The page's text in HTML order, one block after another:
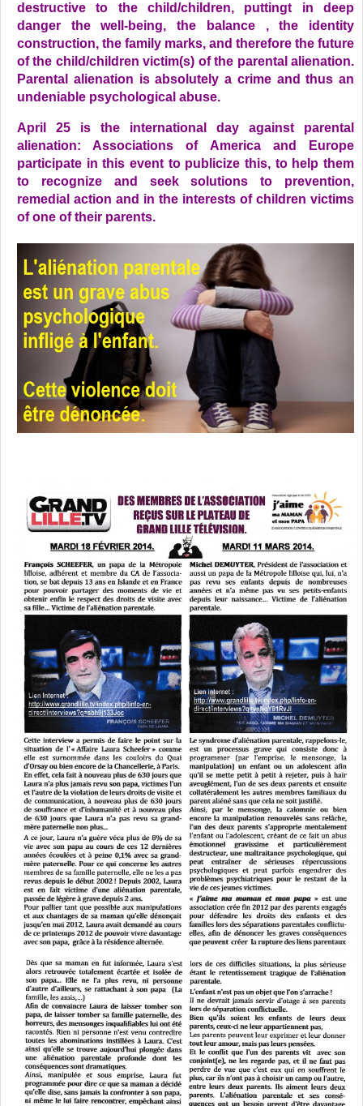
destructive to
the child/children, puttingt in deep
danger thewell-being, the balance ,the identity
construction, the family marks, and therefore the future
of the child/children victim(s) of the parental alienation.
Parental alienation is absolutely a crime and thus an
undeniable psychological abuse.
April 25 is the international day against
parental
alienation: Associations of America and Europe
participate in this event to publicize this, to help them
to recognize
and seek solutions to
prevention,
remedial action and in the interests of children victims
of one of their parents.